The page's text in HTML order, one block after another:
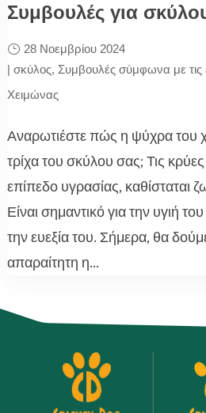
Συμβουλές για
28 Νοεμβρίου 2024
| σκύλος, Συμβουλές σύμφωνα με τις
Χειμώνας
Αναρωτιέστε πώς η ψύχρα του
τρίχα του σκύλου σας; Τις
επίπεδο υγρασίας, καθίσταται
Είναι σημαντικό για την υγιή
την ευεξία του. Σήμερα, θα δούμε
απαραίτητη η...